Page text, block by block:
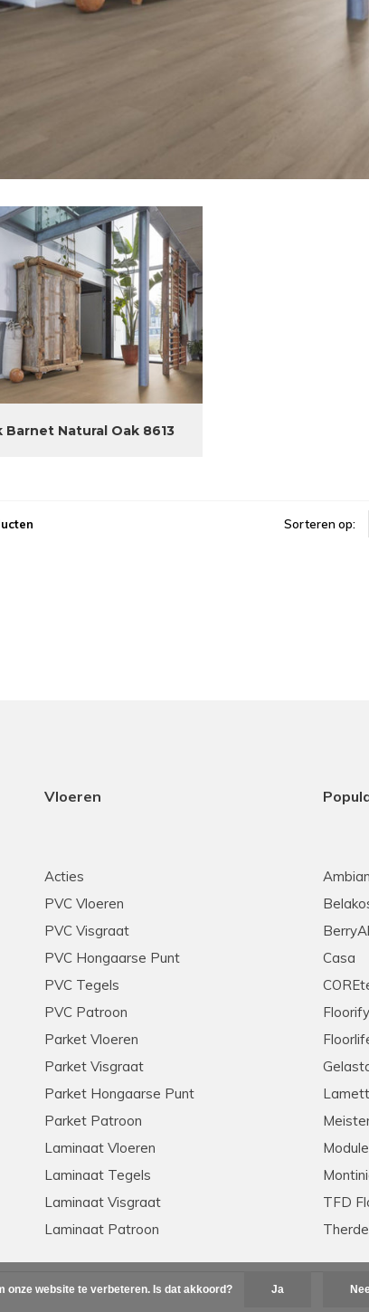
Barnet Natural Oak 8613
Sorteren op:
Vloeren
Acties
PVC Vloeren
PVC Visgraat
PVC Hongaarse Punt
PVC Tegels
PVC Patroon
Parket Vloeren
Parket Visgraat
Parket Hongaarse Punt
Parket Patroon
Laminaat Vloeren
Laminaat Tegels
Laminaat Visgraat
Laminaat Patroon
Casa
Floorify
Lamett
TFD
onze website te verbeteren. Is dat akkoord? Ja